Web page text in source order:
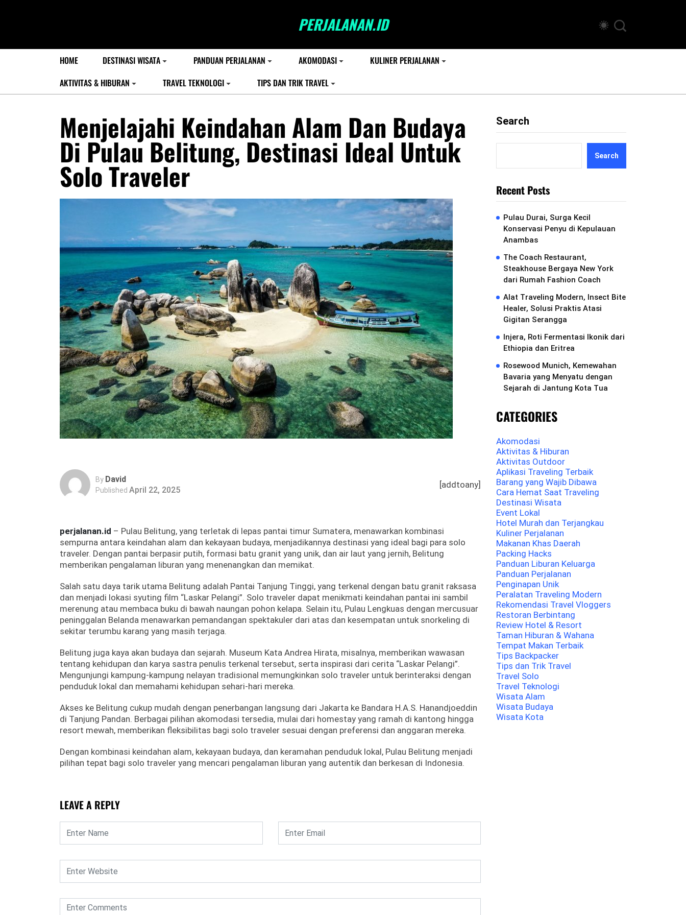
PERJALANAN.ID
HOME DESTINASI WISATA PANDUAN PERJALANAN AKOMODASI
KULINER PERJALANAN
AKTIVITAS & HIBURAN
TRAVEL TEKNOLOGI TIPS DAN TRIK TRAVEL
Menjelajahi Keindahan Alam Dan Budaya
Di Pulau Belitung, Destinasi Ideal Untuk
Solo Traveler
By David
Published April 22, 2025 [addtoany]
perjalanan.id – Pulau Belitung, yang terletak di lepas pantai timur Sumatera, menawarkan kombinasi
sempurna antara keindahan alam dan kekayaan budaya, menjadikannya destinasi yang ideal bagi para solo
traveler. Dengan pantai berpasir putih, formasi batu granit yang unik, dan air laut yang jernih, Belitung
memberikan pengalaman liburan yang menenangkan dan memikat.
Salah satu daya tarik utama Belitung adalah Pantai Tanjung Tinggi, yang terkenal dengan batu granit raksasa
dan menjadi lokasi syuting film “Laskar Pelangi”. Solo traveler dapat menikmati keindahan pantai ini sambil
merenung atau membaca buku di bawah naungan pohon kelapa. Selain itu, Pulau Lengkuas dengan mercusuar
peninggalan Belanda menawarkan pemandangan spektakuler dari atas dan kesempatan untuk snorkeling di
sekitar terumbu karang yang masih terjaga.
Belitung juga kaya akan budaya dan sejarah. Museum Kata Andrea Hirata, misalnya, memberikan wawasan
tentang kehidupan dan karya sastra penulis terkenal tersebut, serta inspirasi dari cerita “Laskar Pelangi”.
Mengunjungi kampung-kampung nelayan tradisional memungkinkan solo traveler untuk berinteraksi dengan
penduduk lokal dan memahami kehidupan sehari-hari mereka.
Akses ke Belitung cukup mudah dengan penerbangan langsung dari Jakarta ke Bandara H.A.S. Hanandjoeddin
di Tanjung Pandan. Berbagai pilihan akomodasi tersedia, mulai dari homestay yang ramah di kantong hingga
resort mewah, memberikan fleksibilitas bagi solo traveler sesuai dengan preferensi dan anggaran mereka.​
Dengan kombinasi keindahan alam, kekayaan budaya, dan keramahan penduduk lokal, Pulau Belitung menjadi
pilihan tepat bagi solo traveler yang mencari pengalaman liburan yang autentik dan berkesan di Indonesia.​
LEAVE A REPLY
Search
Search
Recent Posts
Pulau Durai, Surga Kecil
Konservasi Penyu di Kepulauan
Anambas
The Coach Restaurant,
Steakhouse Bergaya New York
dari Rumah Fashion Coach
Alat Traveling Modern, Insect Bite
Healer, Solusi Praktis Atasi
Gigitan Serangga
Injera, Roti Fermentasi Ikonik dari
Ethiopia dan Eritrea
Rosewood Munich, Kemewahan
Bavaria yang Menyatu dengan
Sejarah di Jantung Kota Tua
CATEGORIES
Akomodasi
Aktivitas & Hiburan
Aktivitas Outdoor
Aplikasi Traveling Terbaik
Barang yang Wajib Dibawa
Cara Hemat Saat Traveling
Destinasi Wisata
Event Lokal
Hotel Murah dan Terjangkau
Kuliner Perjalanan
Makanan Khas Daerah
Packing Hacks
Panduan Liburan Keluarga
Panduan Perjalanan
Penginapan Unik
Peralatan Traveling Modern
Rekomendasi Travel Vloggers
Restoran Berbintang
Review Hotel & Resort
Taman Hiburan & Wahana
Tempat Makan Terbaik
Tips Backpacker
Tips dan Trik Travel
Travel Solo
Travel Teknologi
Wisata Alam
Wisata Budaya
Wisata Kota